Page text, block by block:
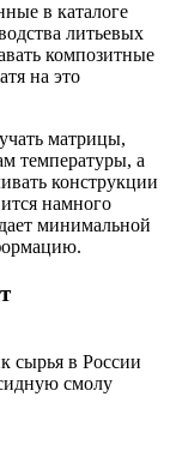
в каталоге
литьевых
композитные
на это
матрицы,
температуры, а
конструкции
намного
минимальной
сырья в России
смолу